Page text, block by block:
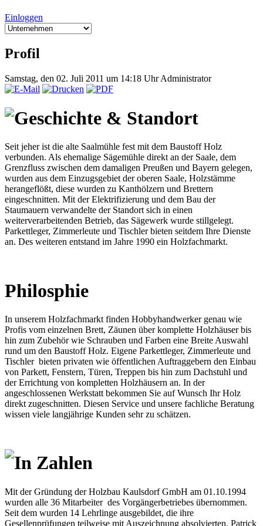
Einloggen
Profil
Samstag, den 02. Juli 2011 um 14:18 UhrAdministrator
Geschichte & Standort
Seit jeher ist die alte Saalmühle fest mit dem Baustoff Holz
verbunden. Als ehemalige Sägemühle direkt an der Saale, dem
Grenzfluss zwischen dem damaligen Preußen und Bayern gelegen,
wurden aus dem Einzugsgebiet der oberen Saale, Holzstämme
herangeflößt, diese wurden zu Kanthölzern und Brettern
eingeschnitten. Mit der Elektrifizierung und dem Bau der
Staumauern verwandelte der Standort sich in einen
weiterverarbeitenden Betrieb, das Sägewerk wurde stillgelegt.
Parkettleger, Zimmerleute und Tischler bieten seitdem Ihre Dienste
an. Des weiteren entstand im Jahre 1990 ein Holzfachmarkt.
Philosphie
In unserem Holzfachmarkt finden Hobbyhandwerker genau wie
Profis vom einzelnen Brett, Zäunen über komplette Holzhäuser bis
hin zum Zubehör wie Schrauben und Farben eine Breite Auswahl
rund um den Baustoff Holz. Eigene Parkettleger, Zimmerleute und
Tischler bieten privaten wie öffentlichen Auftraggebern den Einbau
von Parkett, Fenstern, Türen, Treppen bis hin zum Dachstuhl und
der Errichtung von kompletten Holzhäusern an. In der
angeschlossenen Werkstatt bekommen Sie auf Wunsch Ihr Holz
direkt zugeschnitten. Diesen Service und unsere fachliche Beratung
wissen viele langjährige Kunden sehr zu schätzen.
In Zahlen
Mit der Gründung der Holzbau Kaulsdorf GmbH am 01.10.1994
wurden alle 36 Mitarbeiter des Vorgängerbetriebes übernommen.
Seit dem wurden 14 Lehrlinge ausgebildet, die ihre
Gesellenprüfungen teilweise mit Auszeichnung absolvierten. Patrick